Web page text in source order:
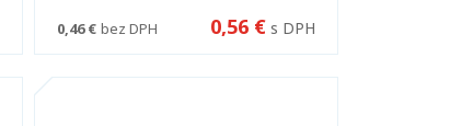
0,46 € bez DPH 0,56 € s DPH